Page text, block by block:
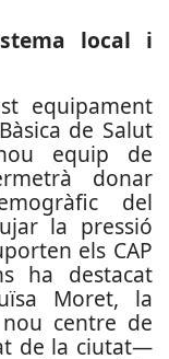
local i
equipament
de Salut
equip de
donar
del
la pressió
els CAP
ha destacat
Moret, la
centre de
de la ciutat—